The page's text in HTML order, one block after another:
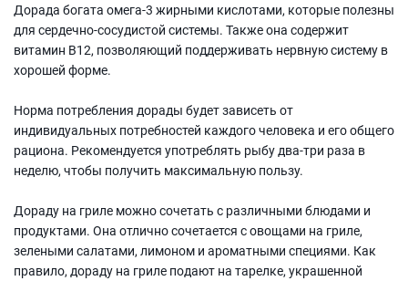
Дорада богата омега-3 жирными кислотами, которые полезны
для сердечно-сосудистой системы. Также она содержит
витамин B12, позволяющий поддерживать нервную систему в
хорошей форме.
Норма потребления дорады будет зависеть от
индивидуальных потребностей каждого человека и его общего
рациона. Рекомендуется употреблять рыбу два-три раза в
неделю, чтобы получить максимальную пользу.
Дораду на гриле можно сочетать с различными блюдами и
продуктами. Она отлично сочетается с овощами на гриле,
зелеными салатами, лимоном и ароматными специями. Как
правило, дораду на гриле подают на тарелке, украшенной